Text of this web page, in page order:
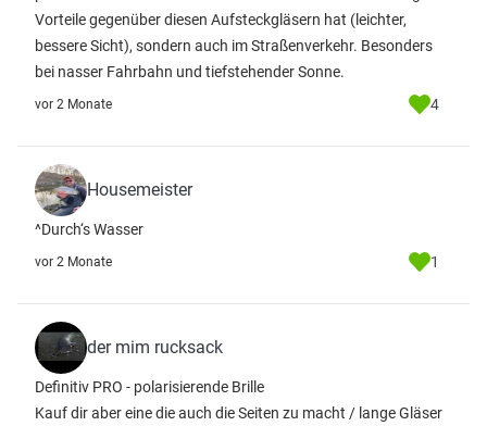
Vorteile gegenüber diesen Aufsteckgläsern hat (leichter,
bessere Sicht), sondern auch im Straßenverkehr. Besonders
bei nasser Fahrbahn und tiefstehender Sonne.
vor 2 Monate 4
Housemeister
^Durch‘s Wasser
vor 2 Monate 1
der mim rucksack
Definitiv PRO - polarisierende Brille
Kauf dir aber eine die auch die Seiten zu macht / lange Gläser